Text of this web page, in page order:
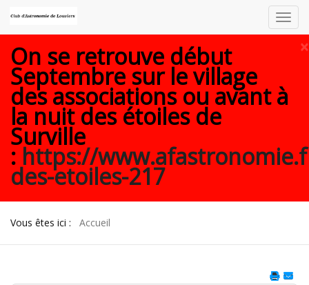
×
On se retrouve début
Septembre sur le village
des associations ou avant à
la nuit des étoiles de
Surville
: https://
des-etoiles-217
Vous êtes ici : Accueil